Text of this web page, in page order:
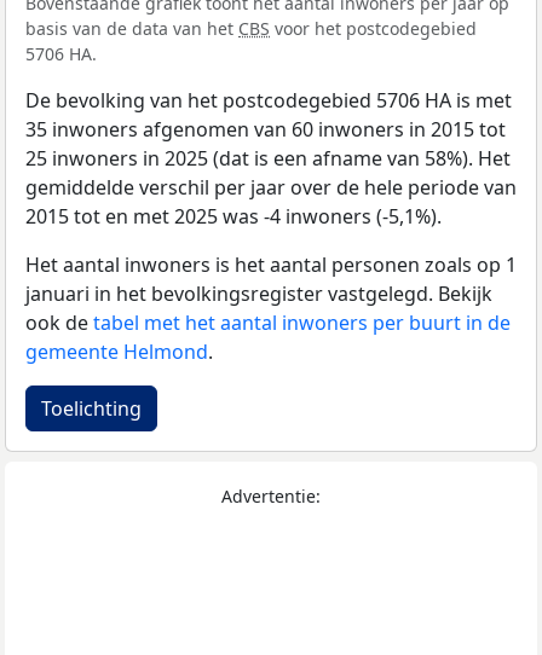
basis van de data van het CBS voor het postcodegebied
5706 HA.
De bevolking van het postcodegebied 5706 HA is met
35 inwoners afgenomen van 60 inwoners in 2015 tot
25 inwoners in 2025 (dat is een afname van 58%). Het
gemiddelde verschil per jaar over de hele periode van
2015 tot en met 2025 was -4 inwoners (-5,1%).
Het aantal inwoners is het aantal personen zoals op 1
januari in het bevolkingsregister vastgelegd. Bekijk
ook detabel met het aantal inwoners per buurt in de
gemeente Helmond.
Toelichting
Advertentie: